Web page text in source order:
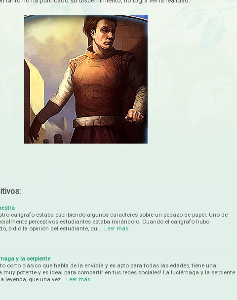
calígrafo estaba escribiendo algunos caracteres sobre un pedazo de papel. Uno de
perceptivos estudiantes estaba mirándolo. Cuando el calígrafo hubo
pidió la opinión del estudiante, qui…
Leer más
y la serpiente
corto clásico que habla de la envidia y es apto para todas las edades, tiene una
muy potente y es ideal para compartir en tus redes sociales! La luciérnaga y la serpiente
leyenda, que una vez…
Leer más